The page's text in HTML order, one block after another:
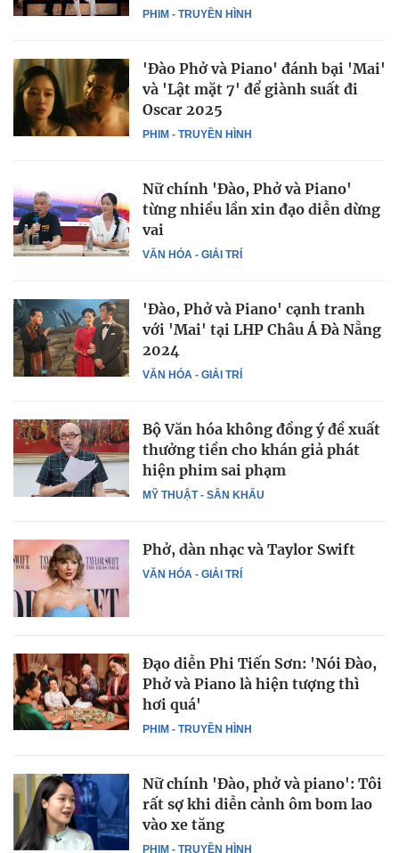
PHIM - TRUYỀN HÌNH
PHIM - TRUYỀN HÌNH
'Đào Phở và Piano' đánh bại 'Mai'
và 'Lật mặt 7' để giành suất đi
Oscar 2025
VĂN HÓA - GIẢI TRÍ
Nữ chính 'Đào, Phở và Piano'
từng nhiều lần xin đạo diễn dừng
vai
VĂN HÓA - GIẢI TRÍ
'Đào, Phở và Piano' cạnh tranh
với 'Mai' tại LHP Châu Á Đà Nẵng
2024
MỸ THUẬT - SÂN KHẤU
Bộ Văn hóa không đồng ý đề xuất
thưởng tiền cho khán giả phát
hiện phim sai phạm
VĂN HÓA - GIẢI TRÍ
Phở, dàn nhạc và Taylor Swift
PHIM - TRUYỀN HÌNH
Đạo diễn Phi Tiến Sơn: 'Nói Đào,
Phở và Piano là hiện tượng thì
hơi quá'
PHIM - TRUYỀN HÌNH
Nữ chính 'Đào, phở và piano': Tôi
rất sợ khi diễn cảnh ôm bom lao
vào xe tăng